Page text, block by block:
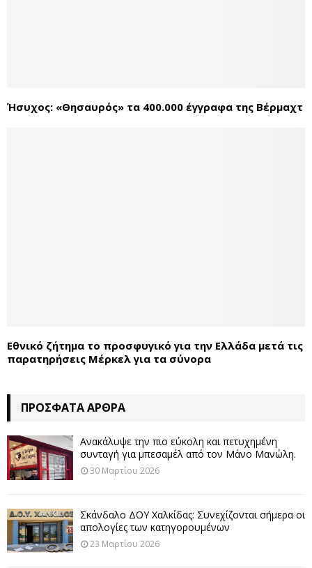
Ήσυχος: «Θησαυρός» τα 400.000 έγγραφα της Βέρμαχτ
Εθνικό ζήτημα το προσφυγικό για την Ελλάδα μετά τις
παρατηρήσεις Μέρκελ για τα σύνορα
ΠΡΌΣΦΑΤΑ ΆΡΘΡΑ
Ανακάλυψε την πιο εύκολη και πετυχημένη
συνταγή για μπεσαμέλ από τον Μάνο Μανώλη.
30 Μαρτίου 2026
Σκάνδαλο ΔΟΥ Χαλκίδας: Συνεχίζονται σήμερα οι
απολογίες των κατηγορουμένων
23 Μαρτίου 2026